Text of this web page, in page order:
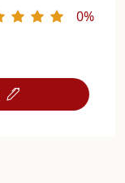
0%